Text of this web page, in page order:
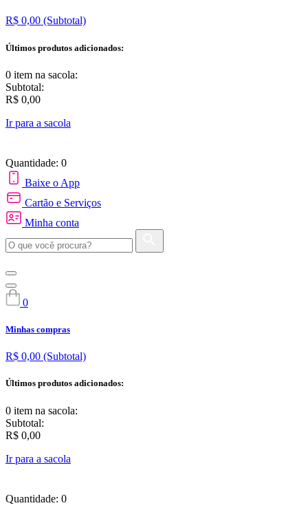
R$ 0,00 (Subtotal)
Últimos produtos adicionados:
0 item na sacola:
Subtotal:
R$ 0,00
Ir para a sacola
Quantidade: 0
Baixe o App
Cartão e Serviços
Minha conta
0
Minhas compras
R$ 0,00 (Subtotal)
Últimos produtos adicionados:
0 item na sacola:
Subtotal:
R$ 0,00
Ir para a sacola
Quantidade: 0